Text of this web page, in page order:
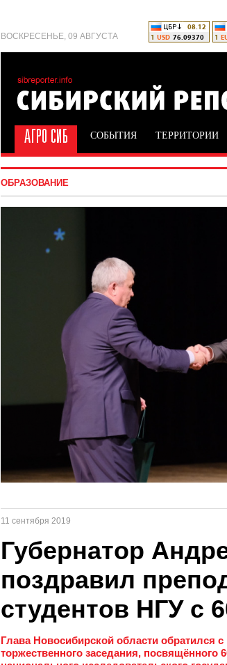
ВОСКРЕСЕНЬЕ, 09 АВГУСТА
СОБЫТИЯ ТЕРРИТОРИИ
ОБРАЗОВАНИЕ
11 сентября 2019
Губернатор
поздравил
студентов НГУ с
Глава Новосибирской области обратился
торжественного заседания,